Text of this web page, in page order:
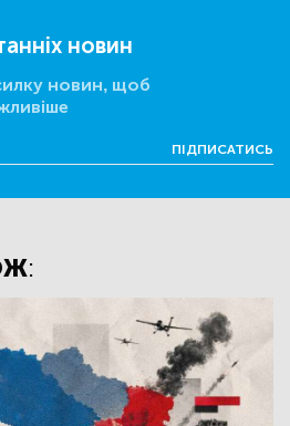
новин
новин, щоб
ПІДПИСАТИСЬ